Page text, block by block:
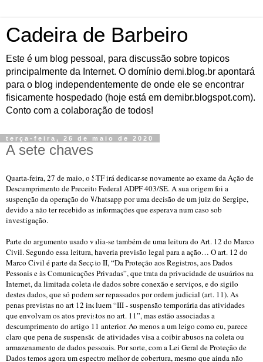
Cadeira de Barbeiro
Este é um blog pessoal, para discussão sobre topicos
principalmente da Internet. O domínio demi.blog.br apontará
para o blog independentemente de onde ele se encontrar
fisicamente hospedado (hoje está em demibr.blogspot.com).
Conto com a colaboração de todos!
terça-feira, 26 de maio de 2020
A sete chaves
Quarta-feira, 27 de maio, o STF irá dedicar-se novamente ao exame da Ação de
Descumprimento de Preceito Federal ADPF 403/SE. A sua origem foi a
suspenção da operação do Whatsapp por uma decisão de um juiz do Sergipe,
devido a não ter recebido as informações que esperava num caso sob
investigação.
Parte do argumento usado valia-se também de uma leitura do Art. 12 do Marco
Civil. Segundo essaleitura, haveria previsão legal para a ação… O art. 12 do
Marco Civil é parte da Secção II, “Da Proteção aos Registros, aos Dados
Pessoais e às Comunicações Privadas”, que trata da privacidade de usuários na
Internet, da limitada coleta de dados sobre conexão e serviços, e do sigilo
destes dados, que só podem ser repassados por ordem judicial (art. 11). As
penas previstas no art 12 incluem “III - suspensão temporária das atividades
que envolvam os atos previstos no art. 11”, mas estão associadas a
descumprimento do artigo 11 anterior. Ao menos a um leigo como eu, parece
claro que pena de suspensão de atividades visa a coibir abusos na coleta ou
armazenamento de dados pessoais. Por sorte, com a Lei Geral de Proteção de
Dados temos agora um espectro melhor de cobertura, mesmo que ainda não